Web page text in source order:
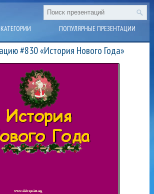
КАТЕГОРИИ ПОПУЛЯРНЫЕ ПРЕЗЕНТАЦИИ
#830 «История Нового Года»